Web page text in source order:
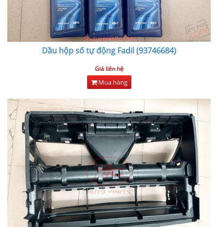
Dầu hộp số tự động Fadil (93746684)
Giá liên hệ
Mua hàng